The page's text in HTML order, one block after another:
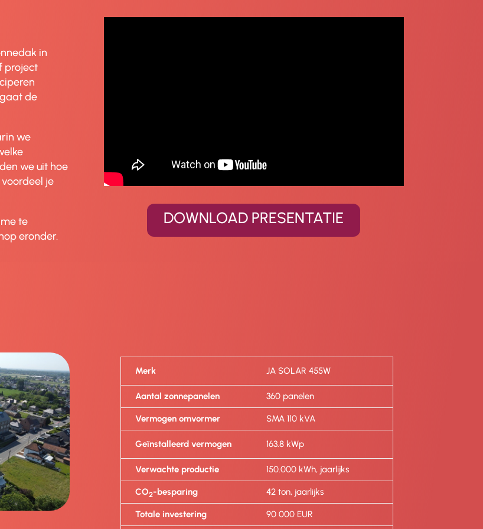
in
project
de
we
we uit hoe
je
te
eronder.
DOWNLOAD PRESENTATIE
Merk JA SOLAR 455W
Aantal zonnepanelen 360 panelen
Vermogen omvormer SMA 110 kVA
Geïnstalleerd vermogen 163.8 kWp
Verwachte productie 150.000 kWh, jaarlijks
CO2-besparing 42 ton, jaarlijks
Totale investering 90 000 EUR